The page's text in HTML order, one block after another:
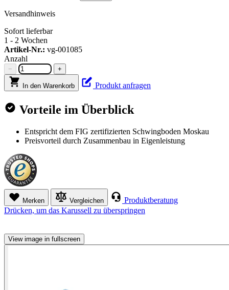
Versandhinweis
Sofort lieferbar
1 - 2 Wochen
Artikel-Nr.: vg-001085
Anzahl
− +
In den Warenkorb Produkt anfragen
Vorteile im Überblick
Entspricht dem FIG zertifizierten Schwingboden Moskau
Preisvorteil durch Zusammenbau in Eigenleistung
Merken Vergleichen
Produktberatung
Drücken, um das Karussell zu überspringen
View image in fullscreen